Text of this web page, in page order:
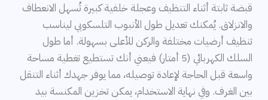
قبضة ثابتة أثناء التنظيف وعجلة خلفية كبيرة تُسهل الانعطاف
والانزلاق. يُمكنك تعديل طول الأنبوب التلسكوبي ليناسب
تنظيف أرضيات مختلفة والركن للأعلى بسهولة. أما طول
السلك الكهربائي (5 أمتار) فيعني أنك تستطيع تغطية مساحة
واسعة قبل الحاجة لإعادة توصيله، مما يوفر جهدك أثناء التنقل
بين الغرف. وفي نهاية الاستخدام، يمكن تخزين المكنسة بيد